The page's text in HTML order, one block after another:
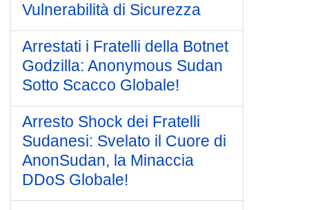
Vulnerabilità di Sicurezza
Arrestati i Fratelli della Botnet
Godzilla: Anonymous Sudan
Sotto Scacco Globale!
Arresto Shock dei Fratelli
Sudanesi: Svelato il Cuore di
AnonSudan, la Minaccia
DDoS Globale!